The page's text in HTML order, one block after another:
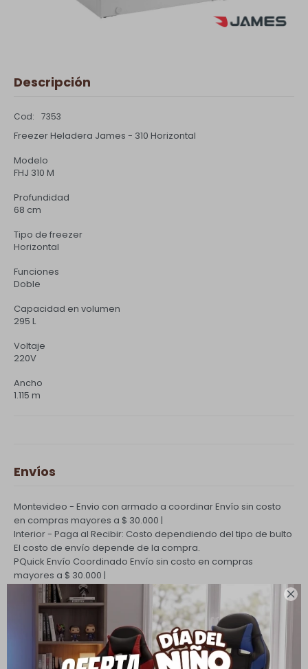

Descripción
7353
Freezer Heladera James - 310 Horizontal
Modelo
FHJ 310 M
Profundidad
68 cm
Tipo de freezer
Horizontal
Funciones
Doble
Capacidad en volumen
295 L
Voltaje
220V
Ancho
1.115 m
Envíos
Montevideo - Envio con armado a coordinarEnvío sin costo
en compras mayores a $ 30.000 |
Interior - Paga al Recibir: Costo dependiendo del tipo de bulto
El costo de envío depende de la compra.
PQuick Envío Coordinado Envío sin costo en compras
mayores a $ 30.000 |
Cambios y Devoluciones
Todas las compras realizadas tienen un plazo de 5 días para
su cambio.